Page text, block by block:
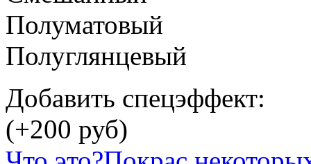
Полуматовый
Полуглянцевый
Добавить спецэффект:
(+200 руб)